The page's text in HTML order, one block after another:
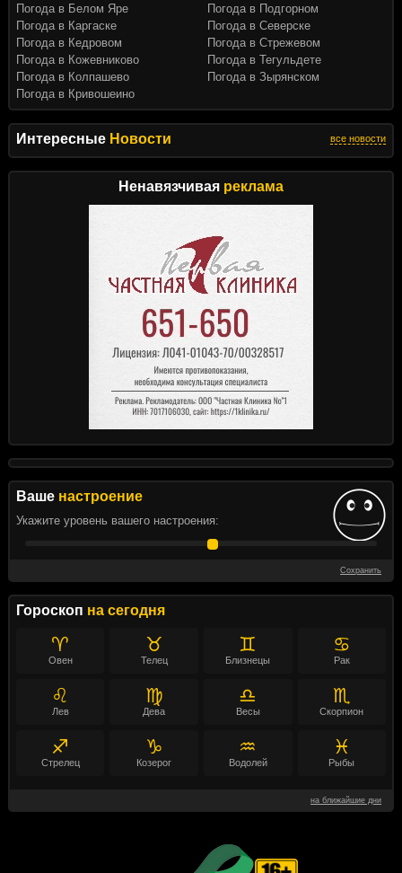
Интересные Новости все новости
Ненавязчивая реклама
Ваше настроение
Укажите уровень вашего настроения:
Сохранить
Гороскоп на сегодня
♈
Овен
♉
Телец
♊
Близнецы
♋
Рак
♌
Лев
♍
Дева
♎
Весы
♏
Скорпион
♐
Стрелец
♑
Козерог
♒
Водолей
♓
Рыбы
на ближайшие дни
Погода в Белом Яре
Погода в Каргаске
Погода в Кедровом
Погода в Кожевниково
Погода в Колпашево
Погода в Кривошеино
Погода в Подгорном
Погода в Северске
Погода в Стрежевом
Погода в Тегульдете
Погода в Зырянском